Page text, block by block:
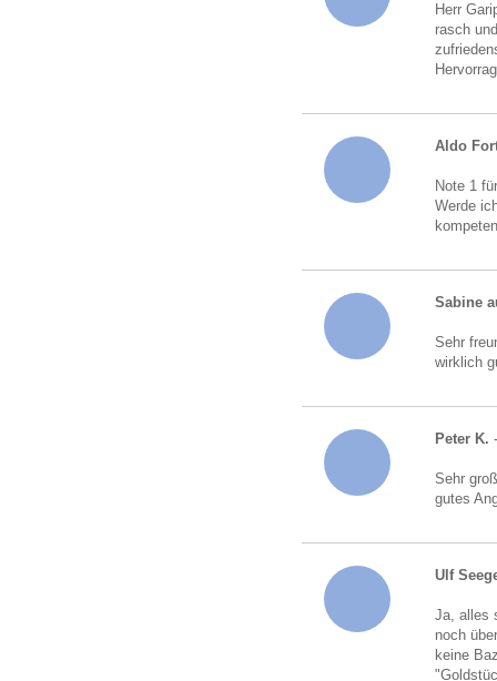
Herr
rasch
Aldo
Note 1
Werde
Sabine
Sehr
wirklich
Peter K.
Sehr
gutes
Ulf
Ja, alles
noch
keine